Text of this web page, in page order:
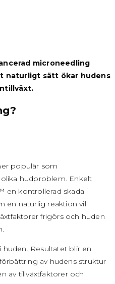
microneedling
naturligt sätt ökar hudens
populär som
hudproblem. Enkelt
en kontrollerad skada i
en naturlig reaktion vill
frigörs och huden
huden. Resultatet blir en
av hudens struktur
av tillväxtfaktorer och